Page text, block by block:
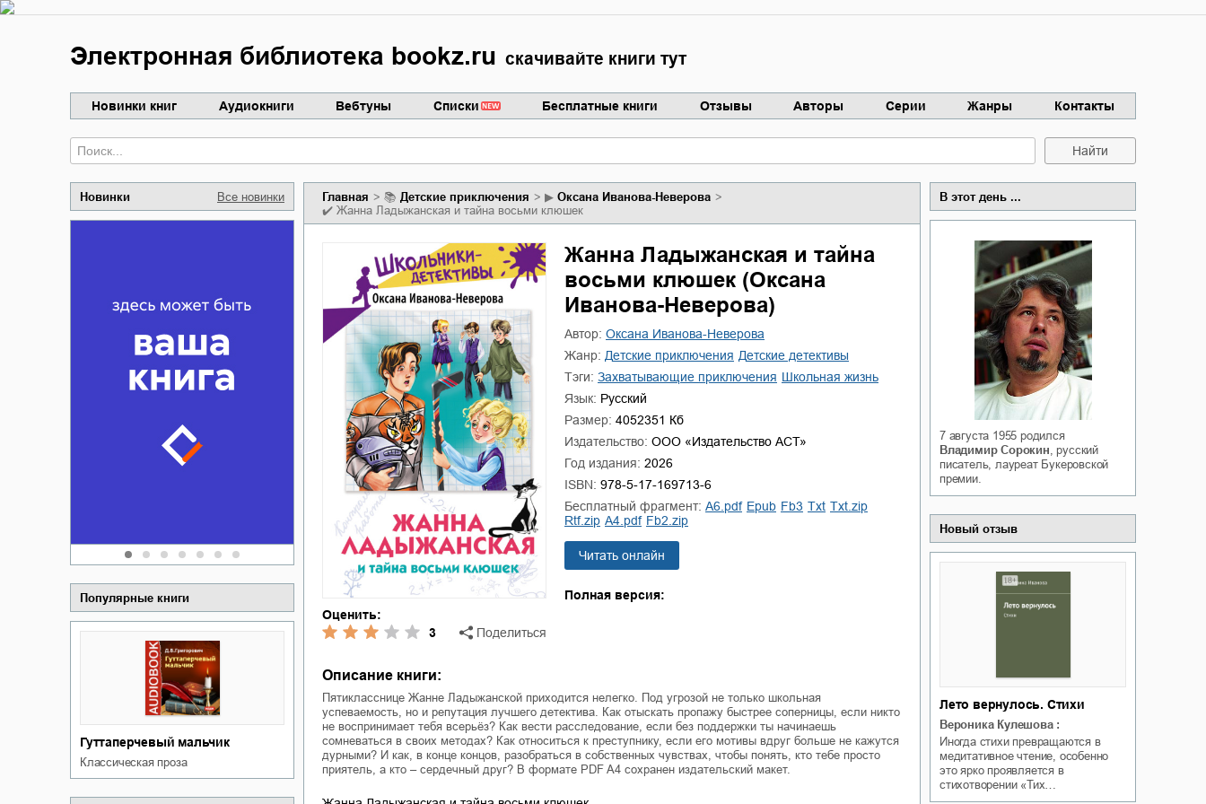
Электронная библиотека bookz.ru скачивайте книги тут
Новинки книг Аудиокниги Вебтуны Списки Бесплатные книги Отзывы Авторы Серии Жанры Контакты
Найти
Новинки Все новинки
Забытая земля Новоросии:
о судьбе Кировоградской
области
Сергей Николаевич Сидоренко
Забытая земля Новоросии:
о судьбе Кировоградской
области
Сергей Николаевич Сидоренко
Белая ворона на факультете
Теней
Оксана Гринберга
Популярные книги
Гуттаперчевый мальчик
классическая проза
Главная 📚 детские приключения ▶ Оксана Иванова-Неверова
✔️ Жанна Ладыжанская и тайна восьми клюшек
Оценить:
3
Поделиться
Жанна Ладыжанская и тайна
восьми клюшек (Оксана
Иванова-Неверова)
Автор:
Оксана Иванова-Неверова
Жанр:
детские приключения
детские детективы
Тэги:
захватывающие приключения
школьная жизнь
Язык: Русский
Размер: 4052351 Кб
Издательство: ООО «Издательство АСТ»
Год издания: 2026
ISBN: 978-5-17-169713-6
Бесплатный фрагмент:
a6.pdf epub fb3 txt
txt.zip
rtf.zip
a4.pdf fb2.zip
Читать онлайн
Полная версия:
Описание книги:
Пятикласснице Жанне Ладыжанской приходится нелегко. Под угрозой не только школьная
успеваемость, но и репутация лучшего детектива. Как отыскать пропажу быстрее соперницы, если никто
не воспринимает тебя всерьёз? Как вести расследование, если без поддержки ты начинаешь
сомневаться в своих методах? Как относиться к преступнику, если его мотивы вдруг больше не кажутся
дурными? И как, в конце концов, разобраться в собственных чувствах, чтобы понять, кто тебе просто
приятель, а кто – сердечный друг? В формате PDF A4 сохранен издательский макет.
В этот день ...
7 августа 1955 родился
Владимир Сорокин, русский
писатель, лауреат Букеровской
премии.
Новый отзыв
Лето вернулось. Стихи
Вероника Кулешова :
Иногда стихи превращаются в
медитативное чтение, особенно
это ярко проявляется в
стихотворении «Тих…